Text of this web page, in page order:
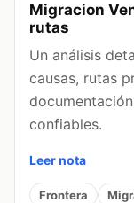
Migracion
rutas
Un análisis
causas, rutas
confiables.
Leer nota
Frontera